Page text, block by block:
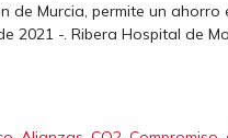
de Murcia, permite un
2021 -. Ribera Hospital de